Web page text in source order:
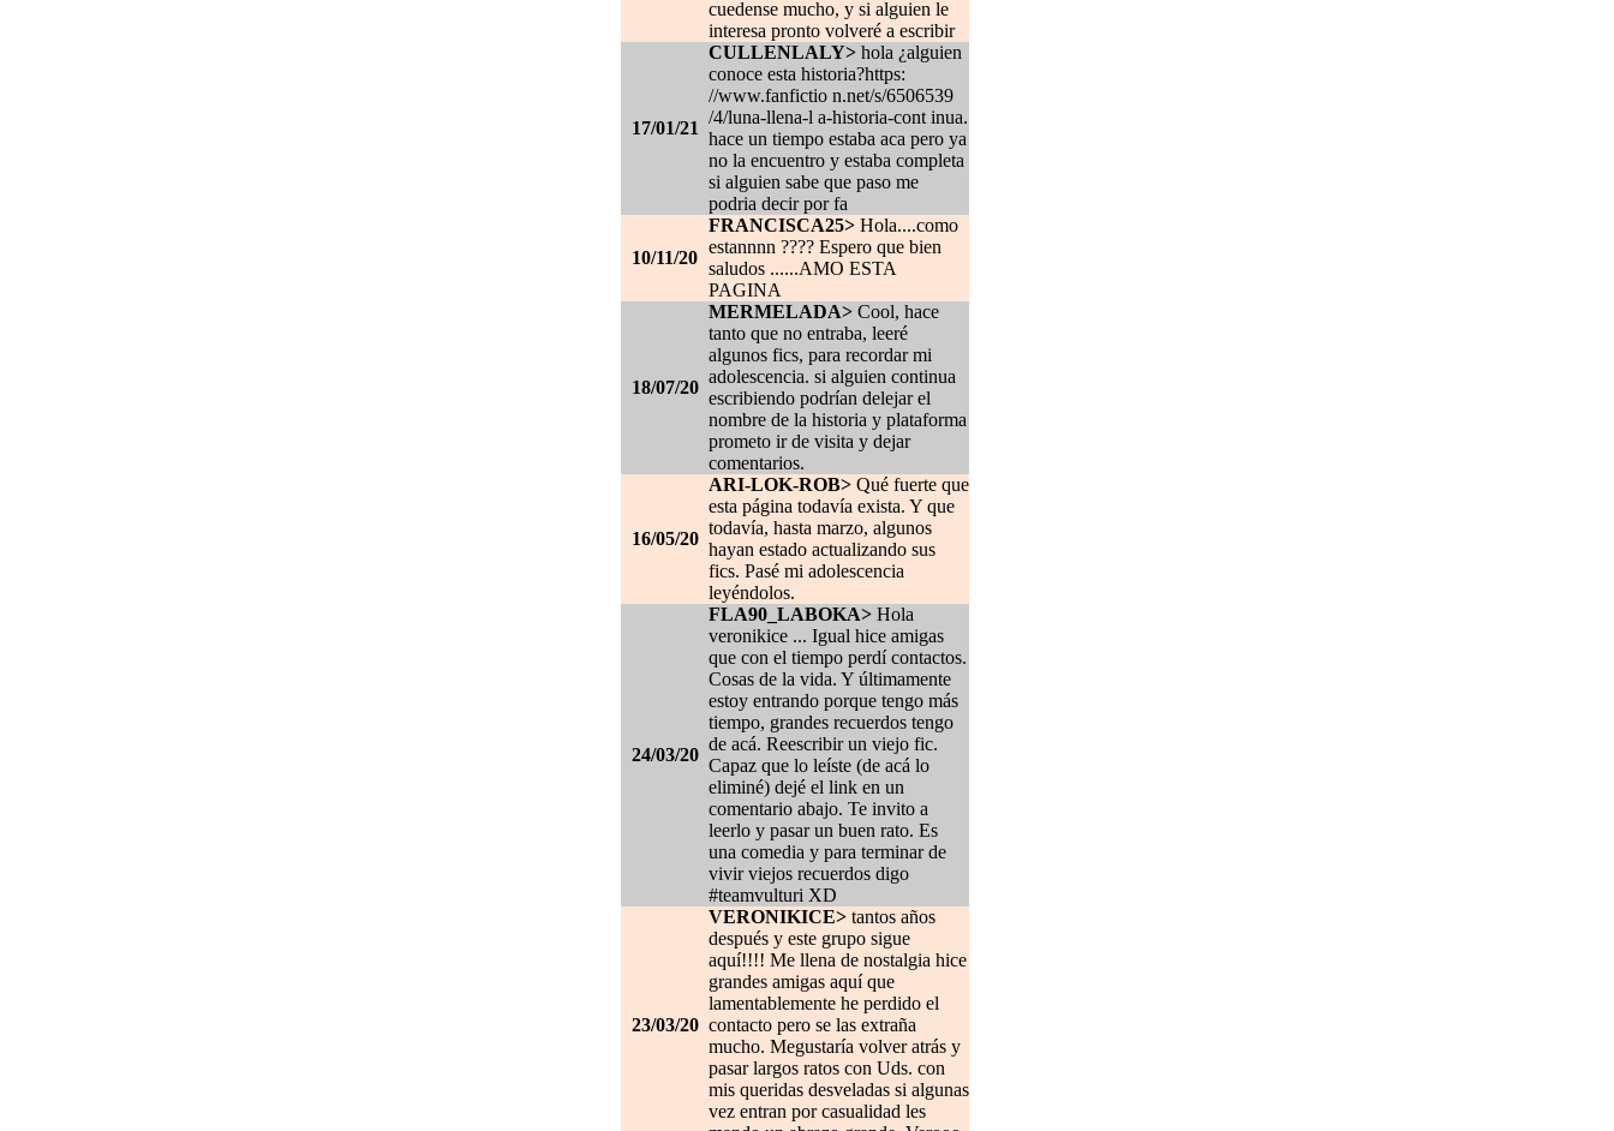
cuedense mucho, y si alguien le
interesa pronto volveré a escribir
17/01/21
CULLENLALY> hola ¿alguien
conoce esta historia?https:
//www.fanfictio n.net/s/6506539
/4/luna-llena-l a-historia-cont inua.
hace un tiempo estaba aca pero ya
no la encuentro y estaba completa
si alguien sabe que paso me
podria decir por fa
10/11/20
FRANCISCA25> Hola....como
estannnn ???? Espero que bien
saludos ......AMO ESTA
PAGINA
18/07/20
MERMELADA> Cool, hace
tanto que no entraba, leeré
algunos fics, para recordar mi
adolescencia. si alguien continua
escribiendo podrían delejar el
nombre de la historia y plataforma
prometo ir de visita y dejar
comentarios.
16/05/20
ARI-LOK-ROB> Qué fuerte que
esta página todavía exista. Y que
todavía, hasta marzo, algunos
hayan estado actualizando sus
fics. Pasé mi adolescencia
leyéndolos.
24/03/20
FLA90_LABOKA> Hola
veronikice ... Igual hice amigas
que con el tiempo perdí contactos.
Cosas de la vida. Y últimamente
estoy entrando porque tengo más
tiempo, grandes recuerdos tengo
de acá. Reescribir un viejo fic.
Capaz que lo leíste (de acá lo
eliminé) dejé el link en un
comentario abajo. Te invito a
leerlo y pasar un buen rato. Es
una comedia y para terminar de
vivir viejos recuerdos digo
#teamvulturi XD
23/03/20
VERONIKICE> tantos años
después y este grupo sigue
aquí!!!! Me llena de nostalgia hice
grandes amigas aquí que
lamentablemente he perdido el
contacto pero se las extraña
mucho. Megustaría volver atrás y
pasar largos ratos con Uds. con
mis queridas desveladas si algunas
vez entran por casualidad les